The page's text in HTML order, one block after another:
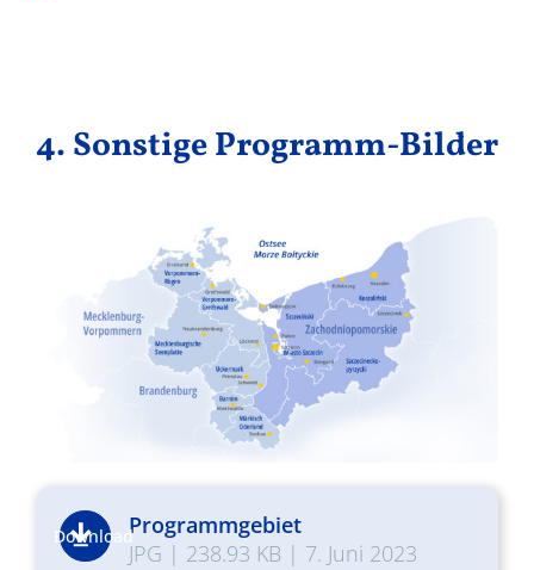
4. Sonstige Programm-Bilder
DownloadProgrammgebiet
JPG | 238.93 KB | 7. Juni 2023